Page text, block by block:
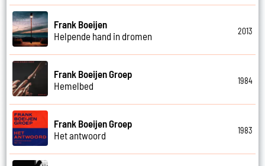
Frank Boeijen
Helpende hand in dromen
2013
Frank Boeijen Groep
Hemelbed
1984
Frank Boeijen Groep
Het antwoord
1983